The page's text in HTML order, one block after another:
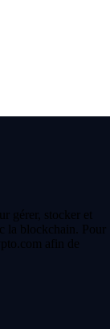
gérer, stocker et
la blockchain. Pour
afin de